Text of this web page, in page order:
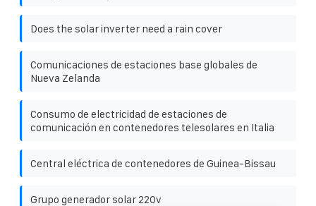
Does the solar inverter need a rain cover
Comunicaciones de estaciones base globales de
Nueva Zelanda
Consumo de electricidad de estaciones de
comunicación en contenedores telesolares en Italia
Central eléctrica de contenedores de Guinea-Bissau
Grupo generador solar 220v